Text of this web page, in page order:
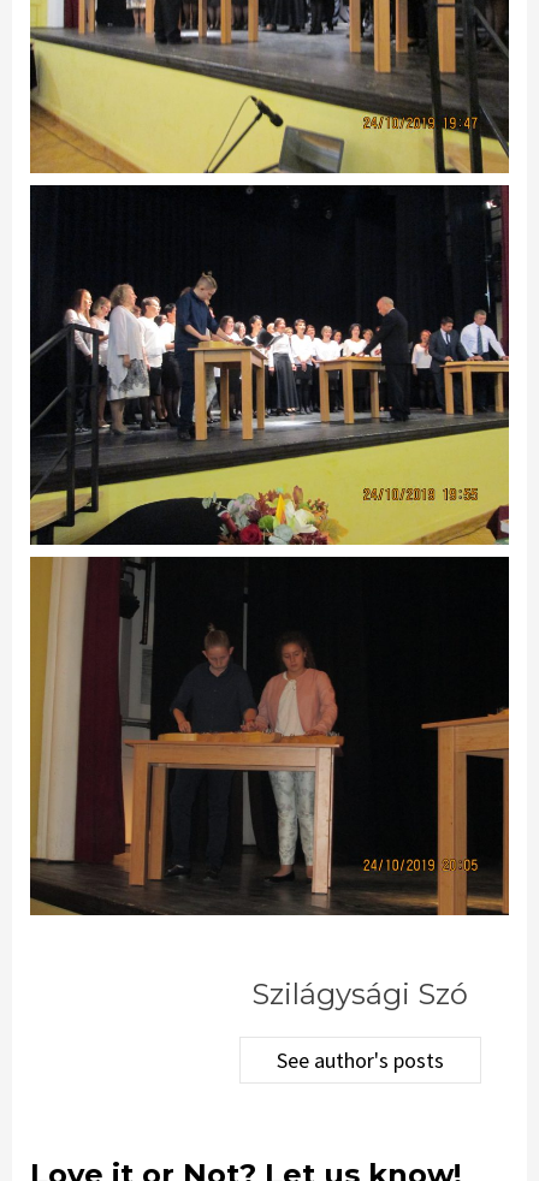
Szilágysági Szó
See author's posts